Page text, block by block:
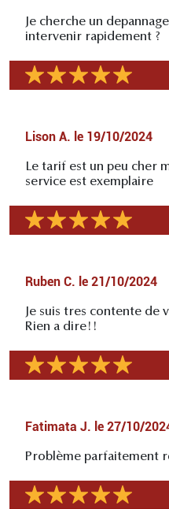
Je cherche un
intervenir rapidement ?
Lison A. le 19/10/2024
Le tarif est un peu cher
service est exemplaire
Ruben C. le 21/10/2024
Je suis tres contente
Rien a dire!!
Fatimata J. le 27/10/
Problème parfaitement